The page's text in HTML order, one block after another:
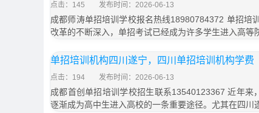
点击：145 发布时间：2026-06-13
成都师涛单招培训学校报名热线18980784372 单招培
改革的不断深入，单招考试已经成为许多学生进入高等
单招培训机构四川遂宁，四川单招培训机构学费
点击：194 发布时间：2026-06-13
成都首创单招培训学校招生联系13540123367 近年来
逐渐成为高中生进入高校的一条重要途径。尤其在四川